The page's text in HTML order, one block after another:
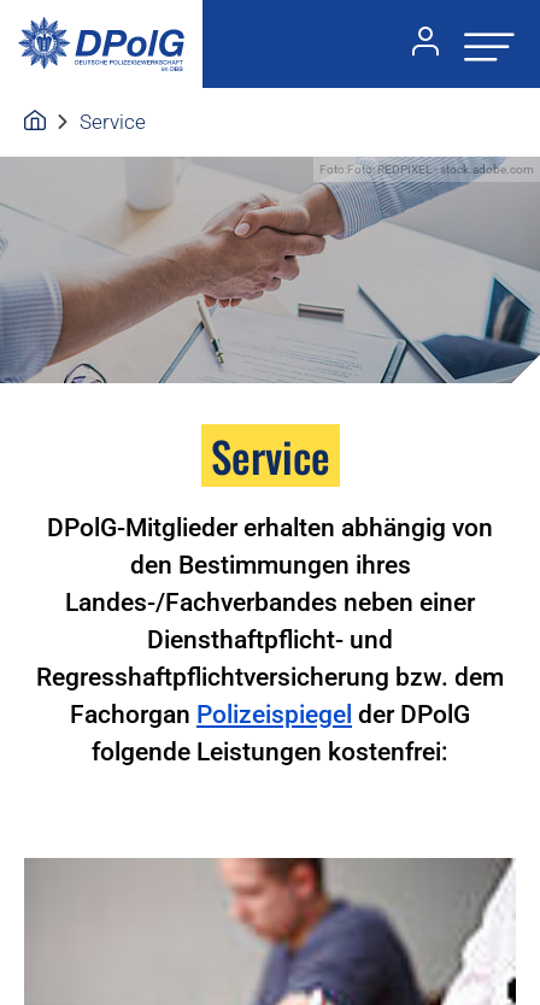
Service
Foto:Foto: REDPIXEL - stock.adobe.com
Service
DPolG-Mitglieder erhalten abhängig von
den Bestimmungen ihres
Landes-/Fachverbandes neben einer
Diensthaftpflicht- und
Regresshaftpflichtversicherung bzw. dem
Fachorgan Polizeispiegel der DPolG
folgende Leistungen kostenfrei: